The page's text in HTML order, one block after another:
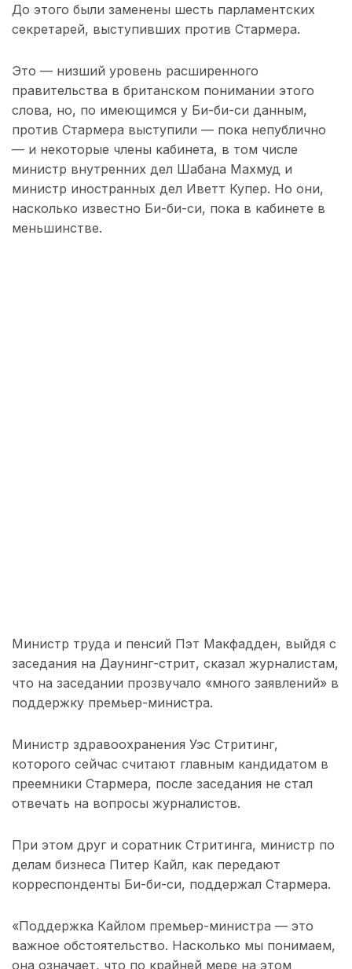
До этого были заменены шесть парламентских
секретарей, выступивших против Стармера.
Это — низший уровень расширенного
правительства в британском понимании этого
слова, но, по имеющимся у Би-би-си данным,
против Стармера выступили — пока непублично
— и некоторые члены кабинета, в том числе
министр внутренних дел Шабана Махмуд и
министр иностранных дел Иветт Купер. Но они,
насколько известно Би-би-си, пока в кабинете в
меньшинстве.
Министр труда и пенсий Пэт Макфадден, выйдя с
заседания на Даунинг-стрит, сказал журналистам,
что на заседании прозвучало «много заявлений» в
поддержку премьер-министра.
Министр здравоохранения Уэс Стритинг,
которого сейчас считают главным кандидатом в
преемники Стармера, после заседания не стал
отвечать на вопросы журналистов.
При этом друг и соратник Стритинга, министр по
делам бизнеса Питер Кайл, как передают
корреспонденты Би-би-си, поддержал Стармера.
«Поддержка Кайлом премьер-министра — это
важное обстоятельство. Насколько мы понимаем,
она означает, что по крайней мере на этом